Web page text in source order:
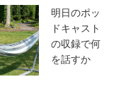
明日のポッ
ドキャスト
の収録で何
を話すか